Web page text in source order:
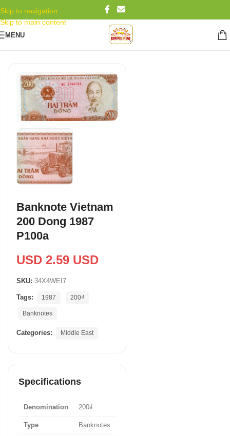
Skip to navigation
Skip to main content
MENU
Banknote Vietnam
200 Dong 1987
P100a
USD 2.59 USD
SKU: 34X4WEI7
Tags: 1987 200₫
Banknotes
Categories: Middle East
Specifications
Denomination 200₫
Type Banknotes